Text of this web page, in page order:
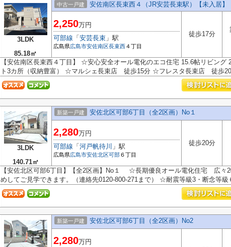
3LDK
85.18㎡
中古一戸建 安佐南区長束西４（JR安芸長束駅）【未入居】
2,250万円
可部線 「 安芸長束 」駅
広島県広島市安佐南区長束西４丁目
徒歩17分
【安佐南区長束西４丁目】 ☆安心安全オール電化のエコ住宅 15.6帖リビング
ト3カ所（収納豊富） ☆マルシェ長束店 徒歩15分 ☆フレスタ長束店 徒歩
3LDK
140.71㎡
新築一戸建 安佐北区可部6丁目（全2区画）No１
2,280万円
可部線 「 河戸帆待川 」駅
広島県広島市安佐北区可部６丁目
徒歩20分
【安佐北区可部6丁目】【全2区画】No１ ☆長期優良オール電化住宅 広々
めしてご見学できます。（連絡先0120-800-271まで） ☆耐震等級3・断念等級
新築一戸建 安佐北区可部6丁目（全2区画）No2
2,280万円